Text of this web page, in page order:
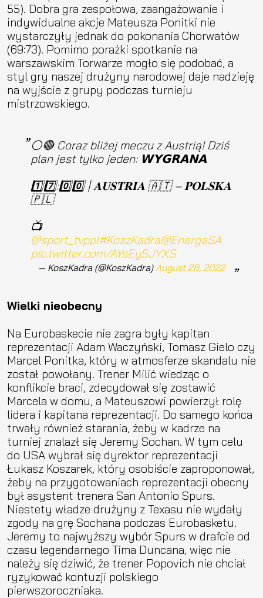
55). Dobra gra zespołowa, zaangażowanie i
indywidualne akcje Mateusza Ponitki nie
wystarczyły jednak do pokonania Chorwatów
(69:73). Pomimo porażki spotkanie na
warszawskim Torwarze mogło się podobać, a
styl gry naszej drużyny narodowej daje nadzieję
na wyjście z grupy podczas turnieju
mistrzowskiego.
⚪️🔴 Coraz bliżej meczu z Austrią! Dziś
plan jest tylko jeden: 𝗪𝗬𝗚𝗥𝗔𝗡𝗔
1️⃣7️⃣:0️⃣0️⃣ | 𝐀𝐔𝐒𝐓𝐑𝐈𝐀 🇦🇹 – 𝐏𝐎𝐋𝐒𝐊𝐀
🇵🇱
📺
@sport_tvppl#KoszKadra@EnergaSA
pic.twitter.com/AYsEy5JYXS
— KoszKadra (@KoszKadra) August 28, 2022
Wielki nieobecny
Na Eurobaskecie nie zagra były kapitan
reprezentacji Adam Waczyński, Tomasz Gielo czy
Marcel Ponitka, który w atmosferze skandalu nie
został powołany. Trener Milić wiedząc o
konflikcie braci, zdecydował się zostawić
Marcela w domu, a Mateuszowi powierzył rolę
lidera i kapitana reprezentacji. Do samego końca
trwały również starania, żeby w kadrze na
turniej znalazł się Jeremy Sochan. W tym celu
do USA wybrał się dyrektor reprezentacji
Łukasz Koszarek, który osobiście zaproponował,
żeby na przygotowaniach reprezentacji obecny
był asystent trenera San Antonio Spurs.
Niestety władze drużyny z Texasu nie wydały
zgody na grę Sochana podczas Eurobasketu.
Jeremy to najwyższy wybór Spurs w drafcie od
czasu legendarnego Tima Duncana, więc nie
należy się dziwić, że trener Popovich nie chciał
ryzykować kontuzji polskiego
pierwszoroczniaka.